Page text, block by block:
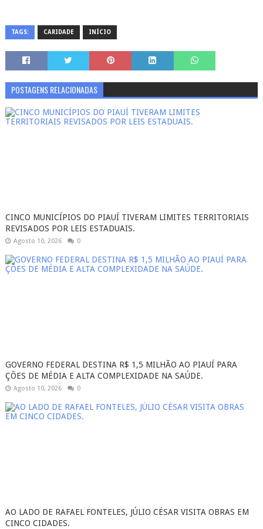
TAGS: CARIDADE INÍCIO
POSTAGENS RELACIONADAS
CINCO MUNICÍPIOS DO PIAUÍ TIVERAM LIMITES TERRITORIAIS
REVISADOS POR LEIS ESTADUAIS.
Agosto 10, 2026 0
GOVERNO FEDERAL DESTINA R$ 1,5 MILHÃO AO PIAUÍ PARA
ÇÕES DE MÉDIA E ALTA COMPLEXIDADE NA SAÚDE.
Agosto 10, 2026 0
AO LADO DE RAFAEL FONTELES, JÚLIO CÉSAR VISITA OBRAS EM
CINCO CIDADES.